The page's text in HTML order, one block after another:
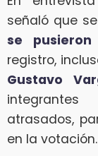
señaló que
se
registro,
Gustavo
atrasados,
en la votación.